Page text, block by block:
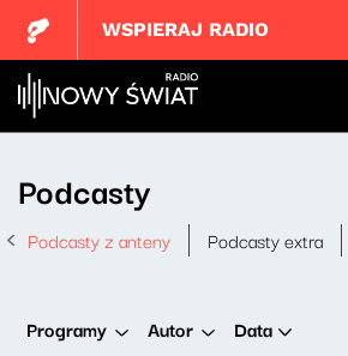
WSPIERAJ RADIO
Podcasty
Podcasty z anteny Podcasty extra
Programy Autor Data